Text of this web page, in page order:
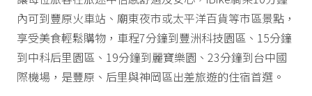
內可到豐原火車站、廟東夜市或太平洋百貨等市區景點，
享受美食輕鬆購物，車程7分鐘到豐洲科技園區、15分鐘
到中科后里園區、19分鐘到麗寶樂園、23分鐘到台中國
際機場，是豐原、后里與神岡區出差旅遊的住宿首選。